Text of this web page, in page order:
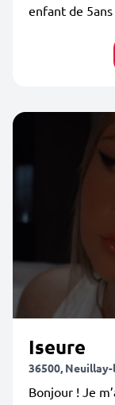
enfant de
Iseure
36500,
Bonjour ! Je